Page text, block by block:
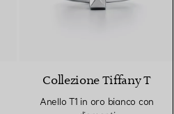
Collezione Tiffany T
Anello T1 in oro bianco con